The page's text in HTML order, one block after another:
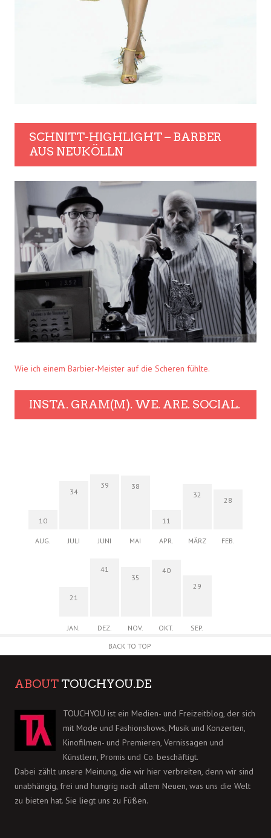
SCHNITT-HIGHLIGHT – BARBER
AUS NEUKÖLLN
Wie ich einem Barbier-Meister auf die Scheren fühlte.
INSTA. GRAM(M). WE. ARE. SOCIAL.
10
AUG.
34
JULI
39
JUNI
38
MAI
11
APR.
32
MÄRZ
28
FEB.
21
JAN.
41
DEZ.
35
NOV.
40
OKT.
29
SEP.
BACK TO TOP
ABOUT TOUCHYOU.DE
TOUCHYOU ist ein Medien- und Freizeitblog, der sich
mit Mode und Fashionshows, Musik und Konzerten,
Kinofilmen- und Premieren, Vernissagen und
Künstlern, Promis und Co. beschäftigt.
Dabei zählt unsere Meinung, die wir hier verbreiten, denn wir sind
unabhängig, frei und hungrig nach allem Neuen, was uns die Welt
zu bieten hat. Sie liegt uns zu Füßen.